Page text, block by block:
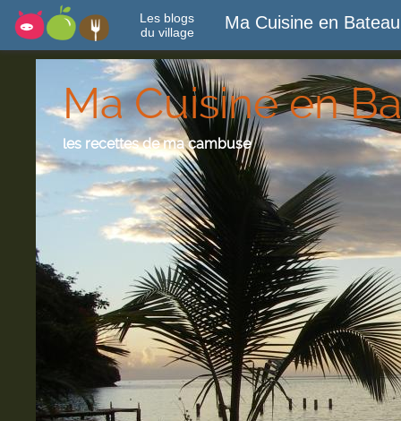
Les blogs
du village
Ma Cuisine en Bateau
Ma Cuisine en
les recettes de ma cambuse